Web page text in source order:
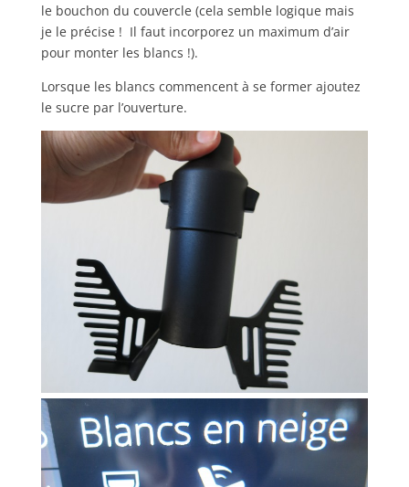
le bouchon du couvercle (cela semble logique mais
je le précise ! Il faut incorporez un maximum d’air
pour monter les blancs !).
Lorsque les blancs commencent à se former ajoutez
le sucre par l’ouverture.